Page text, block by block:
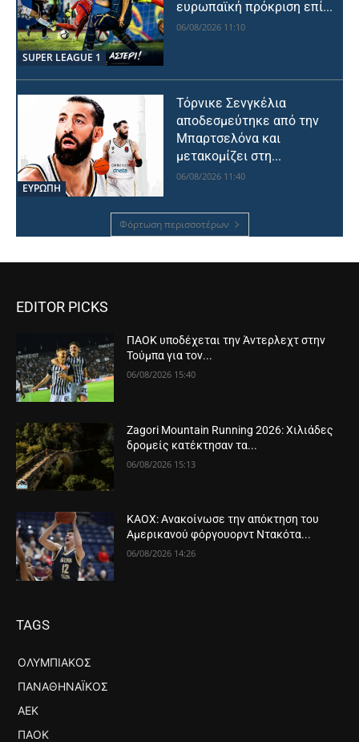
SUPER LEAGUE 1
ευρωπαϊκή πρόκριση επί...
06/08/2026 11:10
ΕΥΡΩΠΗ
Τόρνικε Σενγκέλια
αποδεσμεύτηκε από την
Μπαρτσελόνα και
μετακομίζει στη...
06/08/2026 11:40
Φόρτωση περισσοτέρων
EDITOR PICKS
ΠΑΟΚ υποδέχεται την Άντερλεχτ στην
Τούμπα για τον...
06/08/2026 15:40
Zagori Mountain Running 2026: Χιλιάδες
δρομείς κατέκτησαν τα...
06/08/2026 15:13
ΚΑΟΧ: Ανακοίνωσε την απόκτηση του
Αμερικανού φόργουορντ Ντακότα...
06/08/2026 14:26
TAGS
ΟΛΥΜΠΙΑΚΌΣ
ΠΑΝΑΘΗΝΑΪΚΌΣ
ΑΕΚ
ΠΑΟΚ